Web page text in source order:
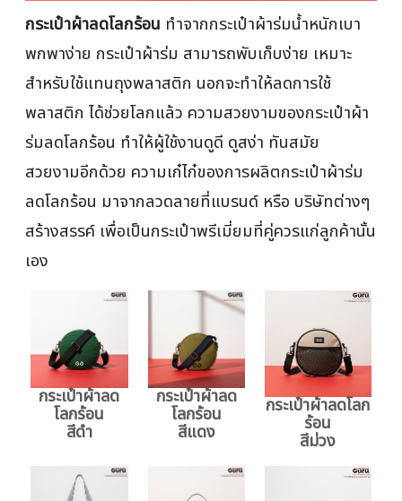
กระเป๋าผ้าลดโลกร้อน ทำจากกระเป๋าผ้าร่มน้ำหนักเบา
พกพาง่าย กระเป๋าผ้าร่ม สามารถพับเก็บง่าย เหมาะ
สำหรับใช้แทนถุงพลาสติก นอกจะทำให้ลดการใช้
พลาสติก ได้ช่วยโลกแล้ว ความสวยงามของกระเป๋าผ้า
ร่มลดโลกร้อน ทำให้ผู้ใช้งานดูดี ดูสง่า ทันสมัย
สวยงามอีกด้วย ความเก๋ไก๋ของการผลิตกระเป๋าผ้าร่ม
ลดโลกร้อน มาจากลวดลายที่แบรนด์ หรือ บริษัทต่างๆ
สร้างสรรค์ เพื่อเป็นกระเป๋าพรีเมี่ยมที่คู่ควรแก่ลูกค้านั้น
เอง
กระเป๋าผ้าลด
โลกร้อน
สีดำ
กระเป๋าผ้าลด
โลกร้อน
สีแดง
กระเป๋าผ้าลดโลก
ร้อน
สีม่วง